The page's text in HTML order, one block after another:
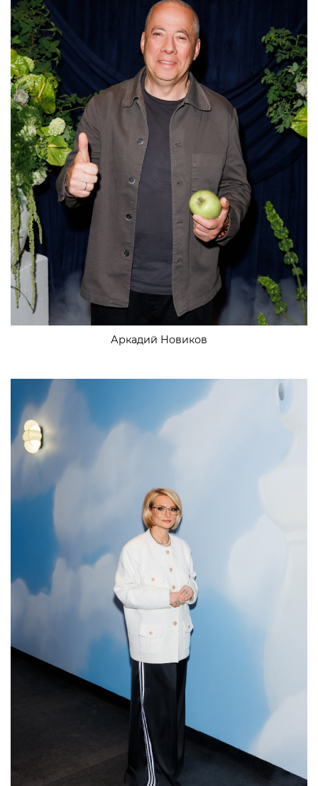
Аркадий Новиков